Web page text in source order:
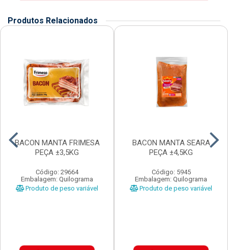
Produtos Relacionados
BACON MANTA FRIMESA
PEÇA ±3,5KG
Código: 29664
Embalagem: Quilograma
Produto de peso variável
BACON MANTA SEARA
PEÇA ±4,5KG
Código: 5945
Embalagem: Quilograma
Produto de peso variável